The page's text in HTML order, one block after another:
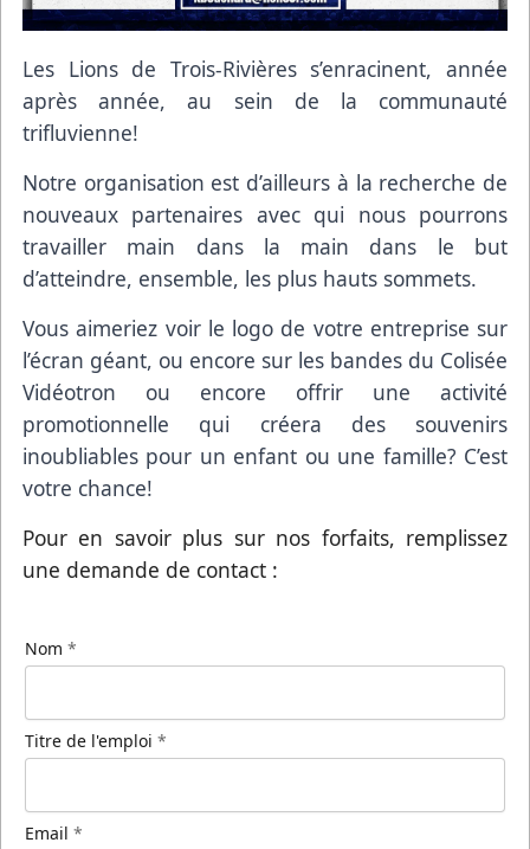
Les Lions de Trois-Rivières s’enracinent, année
après année, au sein de la communauté
trifluvienne!
Notre organisation est d’ailleurs à la recherche de
nouveaux partenaires avec qui nous pourrons
travailler main dans la main dans le but
d’atteindre, ensemble, les plus hauts sommets.
Vous aimeriez voir le logo de votre entreprise sur
l’écran géant, ou encore sur les bandes du Colisée
Vidéotron ou encore offrir une activité
promotionnelle qui créera des souvenirs
inoubliables pour un enfant ou une famille? C’est
votre chance!
Pour en savoir plus sur nos forfaits, remplissez
une demande de contact :
Nom *
Titre de l'emploi *
Email *